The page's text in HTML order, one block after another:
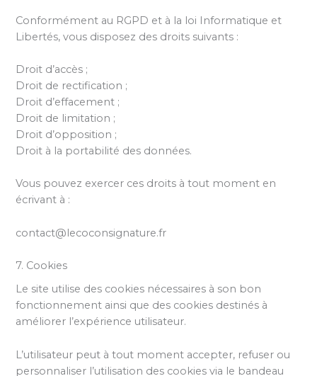
Conformément au RGPD et à la loi Informatique et
Libertés, vous disposez des droits suivants :
Droit d’accès ;
Droit de rectification ;
Droit d’effacement ;
Droit de limitation ;
Droit d’opposition ;
Droit à la portabilité des données.
Vous pouvez exercer ces droits à tout moment en
écrivant à :
contact@lecoconsignature.fr
7. Cookies
Le site utilise des cookies nécessaires à son bon
fonctionnement ainsi que des cookies destinés à
améliorer l’expérience utilisateur.
L’utilisateur peut à tout moment accepter, refuser ou
personnaliser l’utilisation des cookies via le bandeau